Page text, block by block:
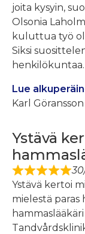
joita kysyin,
Olsonia
kuluttua työ
Siksi
henkilökuntaa.
Lue
Karl Göransson
Ystävä
Ystävä kertoi
mielestä paras